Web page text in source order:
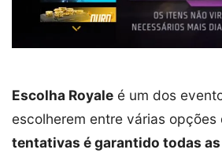
Escolha Royale é um dos
escolherem entre várias
tentativas é garantido todas